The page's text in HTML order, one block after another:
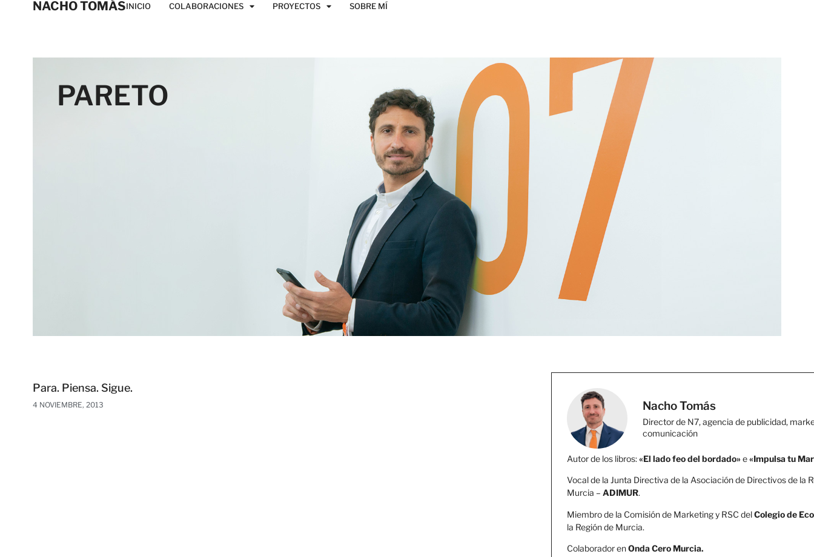
NACHO TOMÁSINICIO COLABORACIONES PROYECTOS SOBRE MÍ
PARETO
Para. Piensa. Sigue.
4 NOVIEMBRE, 2013 Nacho Tomás
Director de N7, agencia de publicidad,
comunicación
Autor de los libros:«El lado feo del bordado» e«Impulsa tu
Vocal de la Junta Directiva de la Asociación de Directivos de la
Murcia – ADIMUR.
Miembro de la Comisión de Marketing y RSC delColegio de
la Región de Murcia.
Colaborador enOnda Cero Murcia.